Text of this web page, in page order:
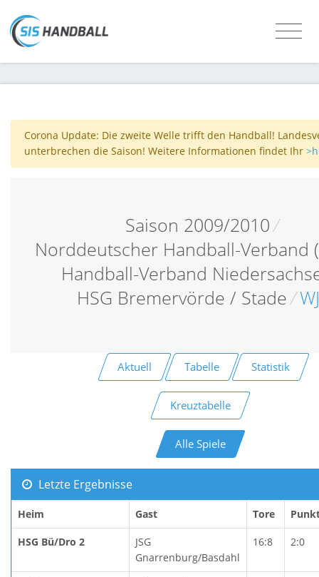
Corona Update: Die zweite Welle trifft den Handball!
unterbrechen die Saison! Weitere Informationen findet Ihr
Saison 2009/2010/
Norddeutscher Handball-Verband
Handball-Verband
HSG Bremervörde / Stade/
Aktuell Tabelle Statistik
Kreuztabelle
Alle Spiele
Letzte Ergebnisse
Heim Gast Tore
HSG Bü/Dro 2
JSG
Gnarrenburg/Basdahl
16:8 2:0